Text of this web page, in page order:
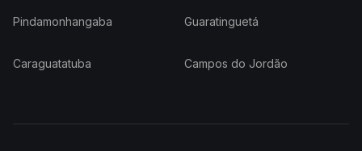
Pindamonhangaba Guaratinguetá
Caraguatatuba Campos do Jordão